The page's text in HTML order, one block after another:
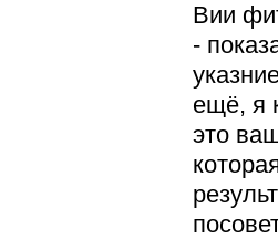
Вии
-
ещё, я
это